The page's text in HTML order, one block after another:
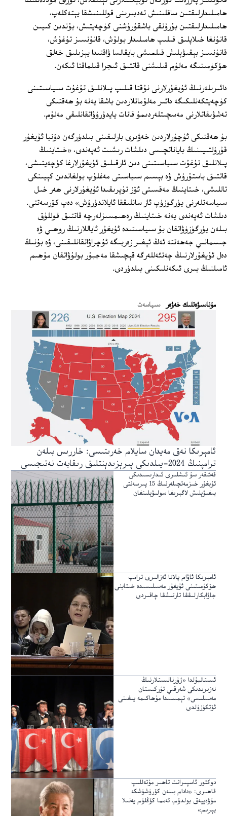
ھامىلىدارلىقتىن ساقلىنىش تەدبىرىنى قوللىنىشقا يېتەكلەپ،
ھامىلىدارلىقتىن بۇرۇنقى باشقۇرۇشنى كۈچەيتىش، بۇندىن كىيىن
قانۇنغا خىلاپلىق قىلىپ ھامىلىدار بولۇش، قانۇنسىز تۇغۇش،
قانۇنسىز بېقىۋېلىش قىلمىشى بايقالسا ۋاقتىدا يېزىلىق خەلق
ھۆكۈمىتىگە مەلۇم قىلىشنى قاتتىق ئىجرا قىلماقتا ئىكەن.
دائىرىلەرنىڭ ئۇيغۇرلارنى نۇقتا قىلىپ پىلانلىق تۇغۇت سىياسىتىنى
كۈچەيتكەنلىكىگە دائىر مەلۇماتلاردىن باشقا يەنە بۇ ھەقتىكى
تەشۋىقاتلارنى مەسچىتلەردىمۇ قانات يايدۇرۇۋاتقانلىقى مەلۇم.
بۇ ھەقتىكى ئۇچۇرلاردىن خەۋىرى بارلىقىنى بىلدۈرگەن دۇنيا ئۇيغۇر
قۇرۇلتىيىنىڭ باياناتچىسى دىلشات رىشىت ئەپەندى، «خىتاينىڭ
پىلانلىق تۇغۇت سىياسىتىنى دىن ئارقىلىق ئۇيغۇرلارغا كۈچەيتىشى،
قاتتىق باستۇرۇش ۋە بېسىم سىياسىتى مەغلۇپ بولغاندىن كېيىنكى
تاللىشى، خىتاينىڭ مەقسىتى ئۆز تۇپرىقىدا ئۇيغۇرلارنى ھەر خىل
سىياسەتلەرنى يۈرگۈزۈپ ئاز سانلىققا ئايلاندۇرۇش» دەپ كۆرسەتتى.
دىلشات ئەپەندى يەنە خىتاينىڭ رەھىمسىزلەرچە قاتتىق قوللۇق
بىلەن يۈرگۈزۈۋاتقان بۇ سىياسىتىدە ئۇيغۇر ئاياللارنىڭ روھىي ۋە
جىسمانىي جەھەتتە ئەڭ ئېغىر زەربىگە ئۇچراۋاتقانلىقىنى، ۋە بۇنىڭ
دەل ئۇيغۇرلارنىڭ چەتئەللەرگە قېچىشقا مەجبۇر بولۇۋاتقان مۇھىم
ئامىلنىڭ بىرى ئىكەنلىكىنى بىلدۈردى.
ﻣﯘﻧﺎﺳﯩﯟﻩﺗﻠﯩﻚ ﺧﻪﯞﻩﺭ سىياسەت
ئامېرىكا نەق مەيدان سايلام خەرىتىسى: خاررىس بىلەن
ترامپنىڭ 2024-يىلدىكى پىرېزىدېنتلىق رىقابەت نەتىجىسى
قەشقەر سۇ ئىشلىرى ئىدارىسىدىكى
ئۇيغۇر خىزمەتچىلەرنىڭ 15 پىرسەنتى
يىغىۋېلىش لاگېرىغا سولىۋېلىنغان
ئامېرىكا ئاۋام پالاتا ئەزالىرى ترامپ
ھۆكۈمىتىنى ئۇيغۇر مەسىلىسىدە خىتاينى
جاۋابكارلىققا تارتىشقا چاقىردى
ئىستانبۇلدا «ژۇرنالىستلارنىڭ
نەزىرىدىكى شەرقىي تۈركىستان
مەسىلىسى» تېمىسىدا مۇھاكىمە يىغىنى
ئۆتكۈزۈلدى
دوكتور ئاسپىرانت تاھىر مۇتەللىپ
قاھىرى: «دادام بىلەن كۆرۈشۈشكە
مۇۋەپپەق بولدۇم، ئەمما كۆڭلۈم يەنىلا
يېرىم»